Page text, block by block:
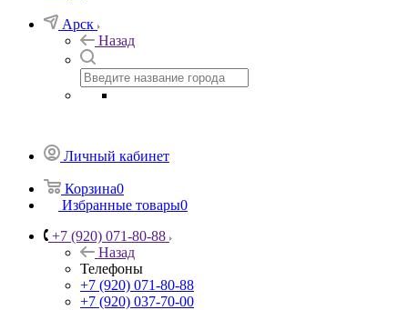
Арск
Назад
Личный кабинет
Корзина0
Избранные товары0
+7 (920) 071-80-88
Назад
Телефоны
+7 (920) 071-80-88
+7 (920) 037-70-00